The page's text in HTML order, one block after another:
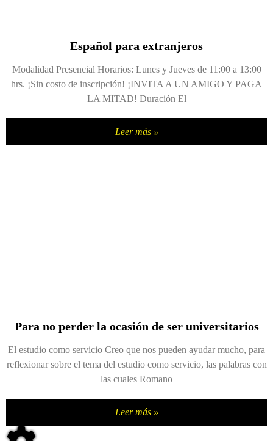
Español para extranjeros
Modalidad Presencial Horarios: Lunes y Jueves de 11:00 a 13:00
hrs. ¡Sin costo de inscripción! ¡INVITA A UN AMIGO Y PAGA
LA MITAD! Duración El
Leer más »
Para no perder la ocasión de ser universitarios
El estudio como servicio Creo que nos pueden ayudar mucho, para
reflexionar sobre el tema del estudio como servicio, las palabras con
las cuales Romano
Leer más »